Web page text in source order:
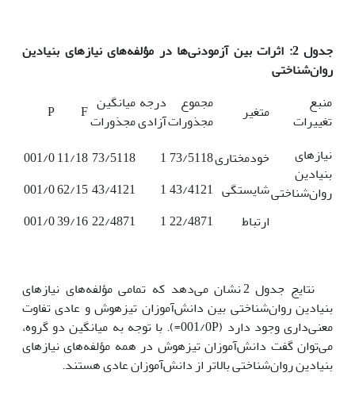
جدول 2: اثرات بین آزمودنی‌ها در مؤلفه‌های نیازهای بنیادین
روان‌شناختی
منبع
تغییرات
متغیر
مجموع
مجذورات
درجه
آزادی
میانگین
مجذوراتF
P
نیازهای
بنیادین
روان‌شناختی
خودمختاری
شایستگی
ارتباط
73/5118
43/4121
22/4871
1
1
1
73/5118
43/4121
22/4871
11/18
62/15
39/16
001/0
001/0
001/0
نتایج جدول 2 نشان می‌دهد که تمامی مؤلفه‌های نیازهای
بنیادین روان‌شناختی بین دانش‌آموزان تیزهوش و عادی تفاوت
معنی‌داری وجود دارد (001/0P=). با توجه به میانگین دو گروه،
می‌توان گفت دانش‌آموزان تیزهوش در همه مؤلفه‌های نیازهای
بنیادین روان‌شناختی بالاتر از دانش‌آموزان عادی هستند.